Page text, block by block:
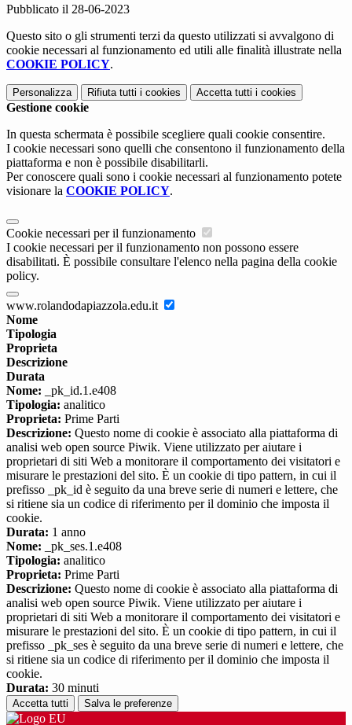
Pubblicato il 28-06-2023
Questo sito o gli strumenti terzi da questo utilizzati si avvalgono di
cookie necessari al funzionamento ed utili alle finalità illustrate nella
COOKIE POLICY.
Personalizza Rifiuta tutti i cookies Accetta tutti i cookies
Gestione cookie
In questa schermata è possibile scegliere quali cookie consentire.
I cookie necessari sono quelli che consentono il funzionamento della
piattaforma e non è possibile disabilitarli.
Per conoscere quali sono i cookie necessari al funzionamento potete
visionare la COOKIE POLICY.
Cookie necessari per il funzionamento
I cookie necessari per il funzionamento non possono essere
disabilitati. È possibile consultare l'elenco nella pagina della cookie
policy.
www.rolandodapiazzola.edu.it
Nome
Tipologia
Proprieta
Descrizione
Durata
Nome: _pk_id.1.e408
Tipologia: analitico
Proprieta: Prime Parti
Descrizione: Questo nome di cookie è associato alla piattaforma di
analisi web open source Piwik. Viene utilizzato per aiutare i
proprietari di siti Web a monitorare il comportamento dei visitatori e
misurare le prestazioni del sito. È un cookie di tipo pattern, in cui il
prefisso _pk_id è seguito da una breve serie di numeri e lettere, che
si ritiene sia un codice di riferimento per il dominio che imposta il
cookie.
Durata: 1 anno
Nome: _pk_ses.1.e408
Tipologia: analitico
Proprieta: Prime Parti
Descrizione: Questo nome di cookie è associato alla piattaforma di
analisi web open source Piwik. Viene utilizzato per aiutare i
proprietari di siti Web a monitorare il comportamento dei visitatori e
misurare le prestazioni del sito. È un cookie di tipo pattern, in cui il
prefisso _pk_ses è seguito da una breve serie di numeri e lettere, che
si ritiene sia un codice di riferimento per il dominio che imposta il
cookie.
Durata: 30 minuti
Accetta tutti Salva le preferenze